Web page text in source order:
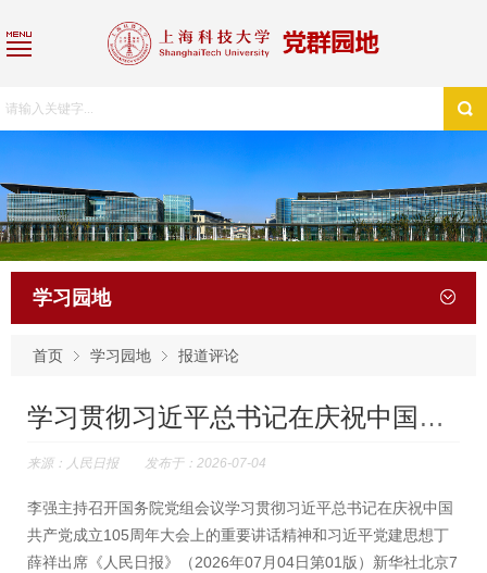
学习园地
首页 学习园地 报道评论
学习贯彻习近平总书记在庆祝中国共产党成立105周年大会上的重要...
来源：人民日报 发布于：2026-07-04
李强主持召开国务院党组会议学习贯彻习近平总书记在庆祝中国
共产党成立105周年大会上的重要讲话精神和习近平党建思想丁
薛祥出席《人民日报》（2026年07月04日第01版）新华社北京7